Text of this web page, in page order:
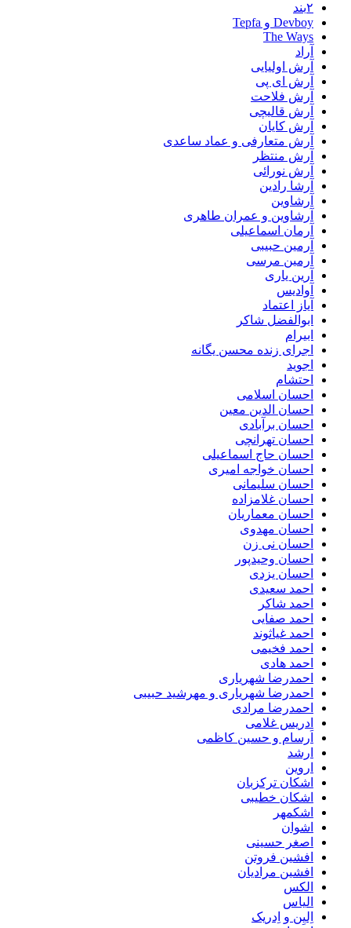
۲بند
Devboy و Tepfa
The Ways
آراد
آرش اولیایی
آرش ای پی
آرش فلاحت
آرش قالیچی
آرش کایان
آرش متعارفی و عماد ساعدی
آرش منتظر
آرش نورائی
آرشا رادین
آرشاوین
آرشاوین و عمران طاهری
آرمان اسماعیلی
آرمین حبیبی
آرمین مرسی
آرین یاری
آوادیس
آیاز اعتماد
ابوالفضل شاکر
ابیرام
اجرای زنده محسن یگانه
اجوید
احتشام
احسان اسلامی
احسان الدین معین
احسان برآبادی
احسان تهرانچی
احسان حاج اسماعیلی
احسان خواجه امیری
احسان سلیمانی
احسان غلامزاده
احسان معماریان
احسان مهدوی
احسان نی زن
احسان وحیدپور
احسان یزدی
احمد سعیدی
احمد شاکر
احمد صفایی
احمد غیاثوند
احمد فخیمی
احمد هادی
احمدرضا شهریاری
احمدرضا شهریاری و مهرشید حبیبی
احمدرضا مرادی
ادریس غلامی
اَرسام و حسین کاظمی
ارشد
اروین
اشکان ترکزبان
اشکان خطیبی
اشکمهر
اشوان
اصغر حسینی
افشین فروتن
افشین مرادیان
الکس
الیاس
اِلیِن و اِدریک